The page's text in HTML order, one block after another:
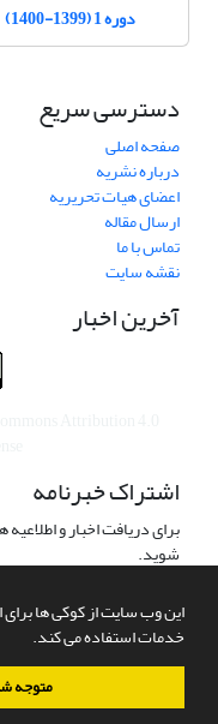
این وب سایت از کوکی ها برای
خدمات استفاده می کند.
متوجه
دوره 1 (1399-1400)
دسترسی سریع
صفحه اصلی
درباره نشریه
اعضای هیات تحریریه
ارسال مقاله
تماس با ما
نقشه سایت
آخرین اخبار
اشتراک خبرنامه
برای دریافت اخبار و
شوید.
سامانه مدیریت نشریات